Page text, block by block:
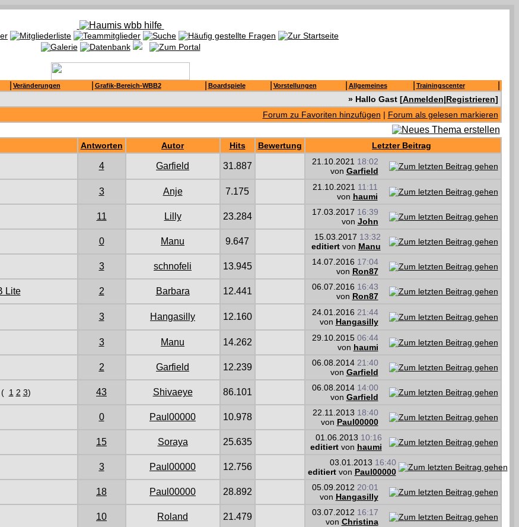
Veränderungen Grafik-Bereich-WBB2 Boardspiele Vorstellungen Allgemeines Trainingscenter
» Hallo Gast [Anmelden|Registrieren]
Forum zu Favoriten hinzufügen | Forum als gelesen markieren
Antworten Autor Hits Bewertung Letzter Beitrag
4 Garfield 31.887 21.10.2021 18:02
von Garfield
3 Anje 7.175 21.10.2021 11:11
von haumi
11 Lilly 23.284 17.03.2017 16:39
von John
0 Manu 9.647 15.03.2017 13:32
editiertvon Manu
3 schnofeli 13.945 14.07.2016 17:04
von Ron87
Lite 2 Barbara 12.441 06.07.2016 16:43
von Ron87
3 Hangasilly 12.160 24.01.2016 21:44
von Hangasilly
3 Manu 14.262 29.10.2015 06:44
von haumi
2 Garfield 12.239 06.08.2014 21:40
von Garfield
1 2 3) 43 Shivaeye 86.101 06.08.2014 14:00
von Garfield
0 Paul00000 10.978 22.11.2013 18:40
von Paul00000
15 Soraya 25.635 01.06.2013 10:16
editiertvon haumi
3 Paul00000 12.756 03.01.2013 16:40
editiertvon Paul00000
18 Paul00000 28.892 05.09.2012 20:01
von Hangasilly
10 Roland 21.479 03.07.2012 16:17
von Christina